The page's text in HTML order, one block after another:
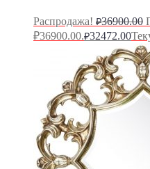
Распродажа! ₽36900.00
₽36900.00.₽32472.00